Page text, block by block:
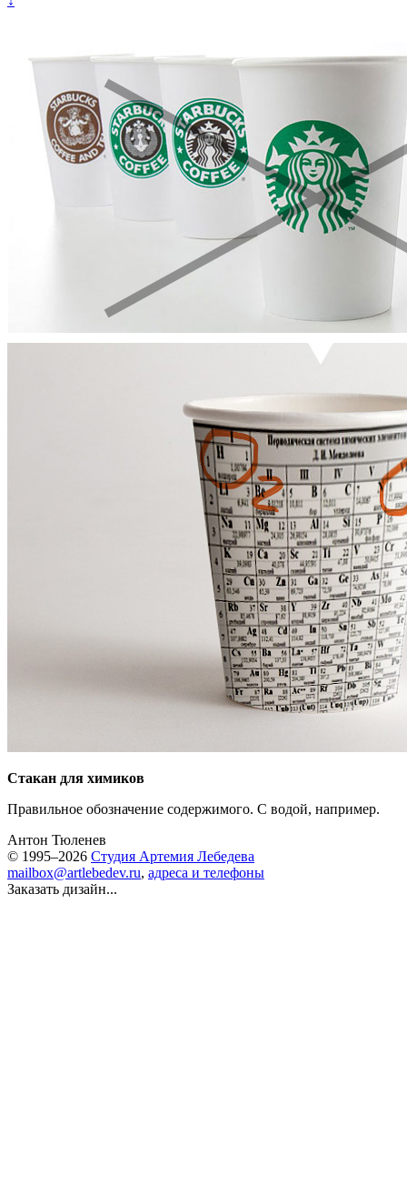
Стакан для химиков
Правильное обозначение содержимого. С водой, например.
Антон Тюленев
© 1995–2026 Студия Артемия Лебедева
mailbox@artlebedev.ru, адреса и телефоны
Заказать дизайн...